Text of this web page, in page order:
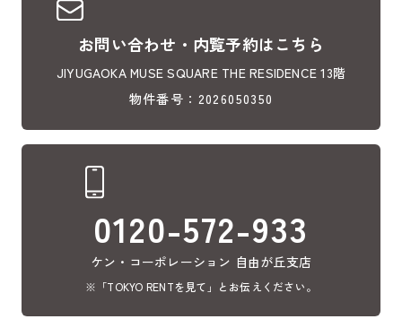
お問い合わせ・内覧予約はこちら
JIYUGAOKA MUSE SQUARE THE RESIDENCE 13階
物件番号：2026050350
0120-572-933
ケン・コーポレーション 自由が丘支店
※「TOKYO RENTを見て」とお伝えください。